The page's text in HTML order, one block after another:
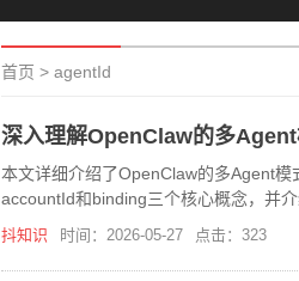
首页 > agentId
深入理解OpenClaw的多
本文详细介绍了OpenClaw的多Agent模
accountId和binding三个核心概念，并
最后还
抖知识 时间：2026-05-27 点击：323